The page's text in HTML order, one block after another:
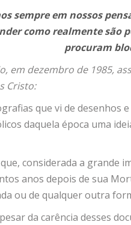
sempre em nossos
como realmente são
procuram
em dezembro de 1985,
Cristo:
que vi de desenhos
daquela época uma
considerada a grande
anos depois de sua
ou de qualquer outra
da carência desses